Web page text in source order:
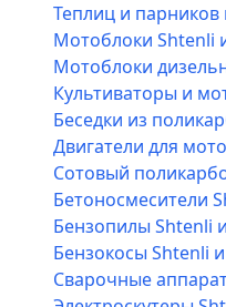
Теплиц и парников
Мотоблоки Shtenli
Мотоблоки
Культиваторы и
Беседки из
Двигатели для
Сотовый
Бетоносмесители
Бензопилы Shtenli
Бензокосы Shtenli
Сварочные